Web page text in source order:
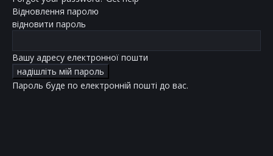
Відновлення паролю
відновити пароль
Вашу адресу електронної пошти
Пароль буде по електронній пошті до вас.